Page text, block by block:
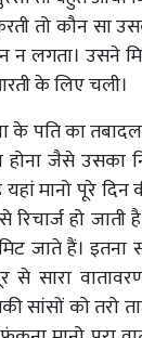
तो कौन सा
न लगता। उसने
के लिए चली।
के पति का
जैसे उसका
मानो पूरे
हो
जाते हैं। इतना
से सारा
सांसों को तरो